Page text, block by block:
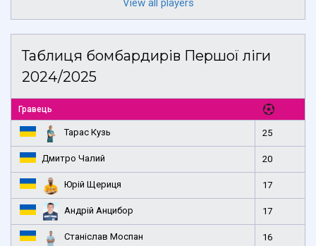
View all players
Таблиця бомбардирів Першої ліги
2024/2025
Гравець
Тарас Кузь 25
Дмитро Чалий 20
Юрій Щериця 17
Андрій Анцибор 17
Станіслав Моспан 16